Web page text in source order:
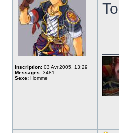
Inscription: 03 Avr 2005, 13:29
Messages: 3481
Sexe: Homme